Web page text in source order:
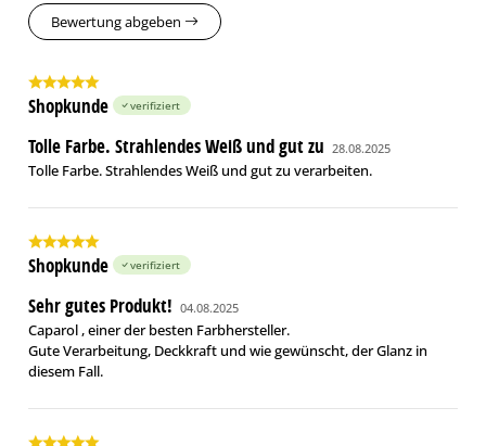
Bewertung abgeben
Shopkunde verifiziert
Tolle Farbe. Strahlendes Weiß und gut zu 28.08.2025
Tolle Farbe. Strahlendes Weiß und gut zu verarbeiten.
Shopkunde verifiziert
Sehr gutes Produkt! 04.08.2025
Caparol , einer der besten Farbhersteller.
Gute Verarbeitung, Deckkraft und wie gewünscht, der Glanz in
diesem Fall.